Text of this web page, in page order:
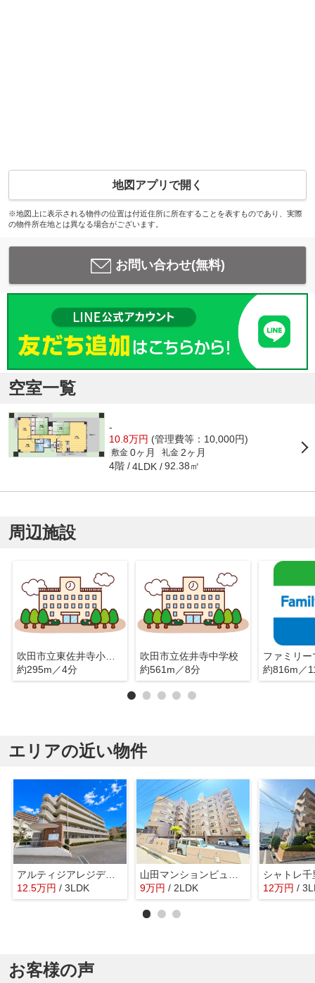
地図アプリで開く
※地図上に表示される物件の位置は付近住所に所在することを表すものであり、実際
の物件所在地とは異なる場合がございます。
お問い合わせ(無料)
空室一覧
-
10.8万円 (管理費等：10,000円)
敷金 0ヶ月 礼金 2ヶ月
4階 4LDK 92.38㎡
周辺施設
吹田市立東佐井寺小学校
約295m／4分
吹田市立佐井寺中学校
約561m／8分
約816m／
エリアの近い物件
アルティジアレジデンス緑地
12.5万円 / 3LDK
山田マンションビューテラス
9万円 / 2LDK
シャトレ千
12万円 /
お客様の声